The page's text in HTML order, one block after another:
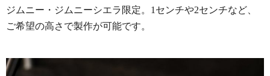
ジムニー・ジムニーシエラ限定。1センチや2センチなど、
ご希望の高さで製作が可能です。